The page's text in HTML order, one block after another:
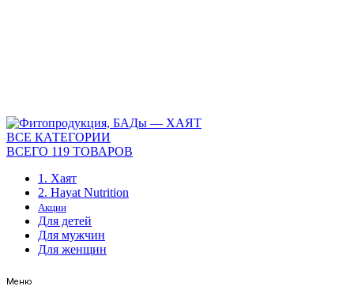
ВСЕ КАТЕГОРИИ
ВСЕГО 119 ТОВАРОВ
1. Хаят
2. Hayat Nutrition
Акции
Для детей
Для мужчин
Для женщин
Меню